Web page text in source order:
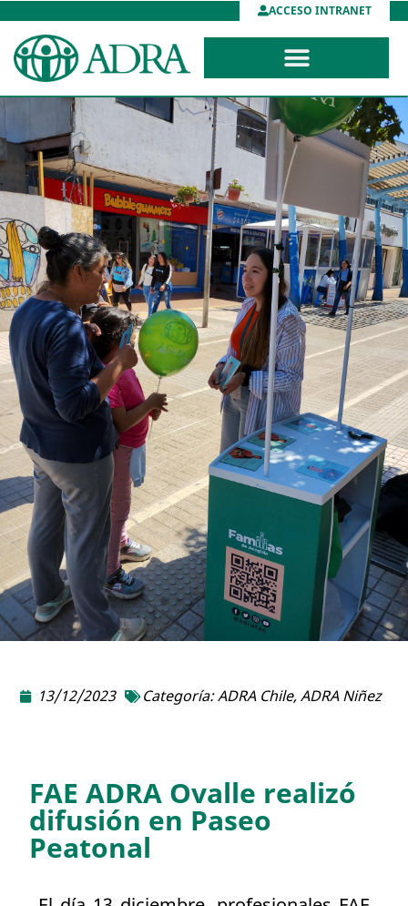
ACCESO INTRANET
13/12/2023 Categoría:ADRA Chile,ADRA Niñez
FAE ADRA Ovalle realizó
difusión en Paseo
Peatonal